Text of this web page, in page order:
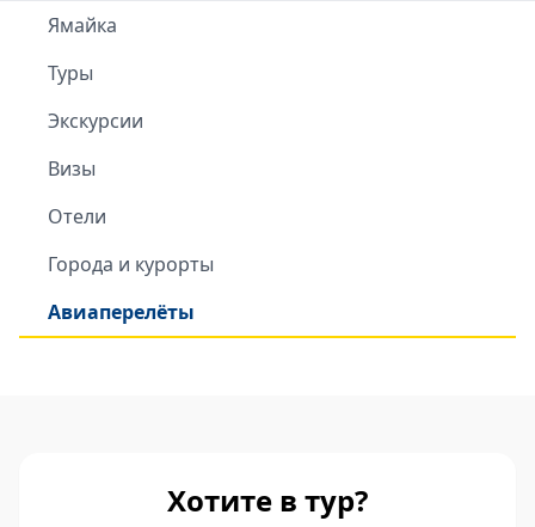
Ямайка
Туры
Экскурсии
Визы
Отели
Города и курорты
Авиаперелёты
Хотите в тур?